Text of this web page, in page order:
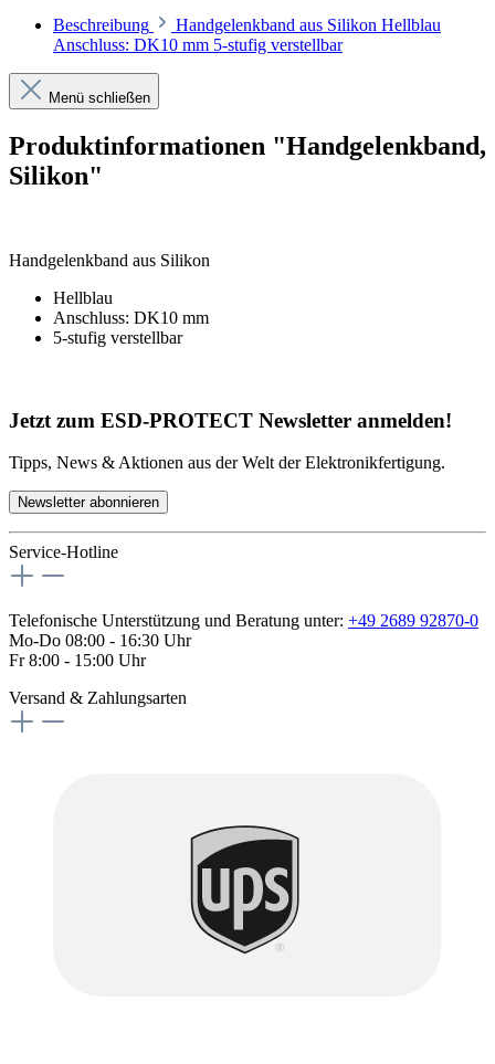
Beschreibung
Handgelenkband aus Silikon Hellblau
Anschluss: DK10 mm 5-stufig verstellbar
Menü schließen
Produktinformationen "Handgelenkband,
Silikon"
Handgelenkband aus Silikon
Hellblau
Anschluss: DK10 mm
5-stufig verstellbar
Jetzt zum ESD-PROTECT Newsletter anmelden!
Tipps, News & Aktionen aus der Welt der Elektronikfertigung.
Newsletter abonnieren
Service-Hotline
Telefonische Unterstützung und Beratung unter: +49 2689 92870-0
Mo-Do 08:00 - 16:30 Uhr
Fr 8:00 - 15:00 Uhr
Versand & Zahlungsarten